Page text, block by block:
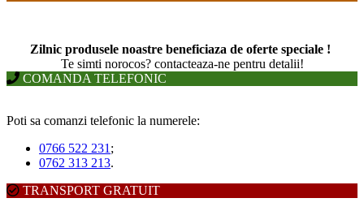
Zilnic produsele noastre beneficiaza de oferte speciale !
Te simti norocos? contacteaza-ne pentru detalii!
COMANDA TELEFONIC
Poti sa comanzi telefonic la numerele:
0766 522 231 ;
0762 313 213.
TRANSPORT GRATUIT